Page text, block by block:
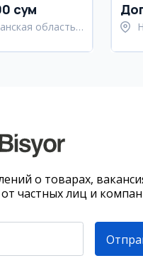
сум
область,
о товарах,
от частных лиц и